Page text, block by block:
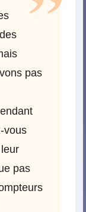
pas
vous
pas